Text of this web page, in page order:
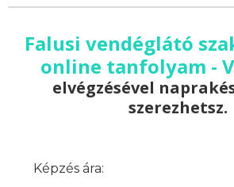
Falusi vendéglátó
online tanfolyam -
elvégzésével
szerezhetsz.
Képzés ára: